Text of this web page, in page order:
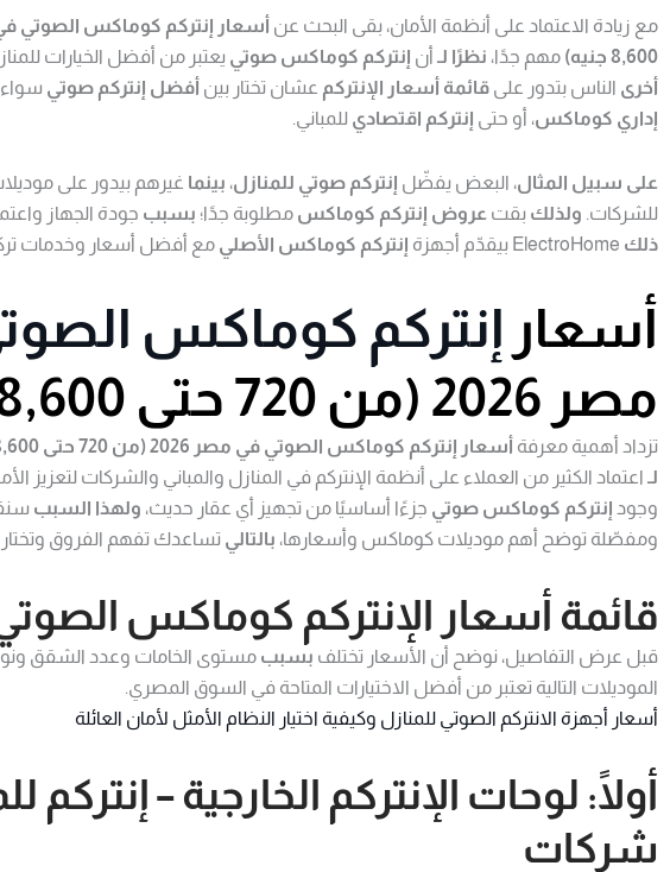
مع زيادة الاعتماد على أنظمة الأمان، بقى البحث عن
8,600 جنيه)
مهم جدًا، نظرًا لـ أن إنتركم كوماكس صوتي يعتبر من أفضل الخيارات
أخرى الناس بتدور على قائمة أسعار الإنتركم عشان تختار بين أفضل إنتركم صوتي
إداري كوماكس، أو حتى إنتركم اقتصادي للمباني.
على سبيل المثال، البعض يفضّل إنتركم صوتي للمنازل، بينما غيرهم بيدور على
للشركات. ولذلك بقت عروض إنتركم كوماكس مطلوبة جدًا؛ بسبب جودة الجهاز
ذلك
إنتركم كوماكس الأصلي مع أفضل أسعار وخدمات
أسعار إنتركم كوماكس
مصر 2026 (من 720 حتى 8,600 جنيه)
تزداد أهمية معرفة أسعار إنتركم كوماكس الصوتي في مصر 2026 (من 720 حتى 8,600 جنيه)
لـ اعتماد الكثير من العملاء على أنظمة الإنتركم في المنازل والمباني والشركات لتعزيز
وجود إنتركم كوماكس صوتي جزءًا أساسيًا من تجهيز أي عقار حديث، ولهذا السبب
ومفصّلة توضح أهم موديلات كوماكس وأسعارها، بالتالي تساعدك تفهم الفروق وتختار
قائمة أسعار الإنتركم كوماكس الصوتي
قبل عرض التفاصيل، نوضح أن الأسعار تختلف بسبب مستوى الخامات وعدد الشقق
الموديلات التالية تعتبر من أفضل الاختيارات المتاحة في السوق المصري.
أسعار أجهزة الانتركم الصوتي للمنازل وكيفية اختيار النظام الأمثل لأمان العائلة
أولًا: لوحات الإنتركم الخارجية – إنتركم
شركات